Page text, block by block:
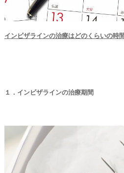
インビザラインの治療はどのくらいの時
１．インビザラインの治療期間